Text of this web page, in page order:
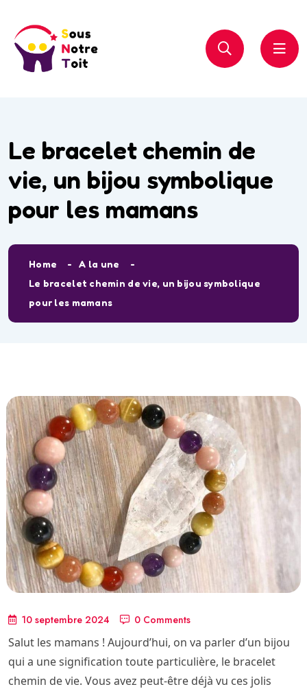
Le bracelet chemin de
vie, un bijou symbolique
pour les mamans
Home
A la une
Le bracelet chemin de vie, un bijou symbolique
pour les mamans
10 septembre 2024 0 Comments
Salut les mamans ! Aujourd’hui, on va parler d’un bijou
qui a une signification toute particulière, le bracelet
chemin de vie. Vous avez peut-être déjà vu ces jolis